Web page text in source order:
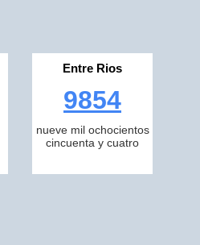
Entre Rios
9854
nueve mil ochocientos
cincuenta y cuatro